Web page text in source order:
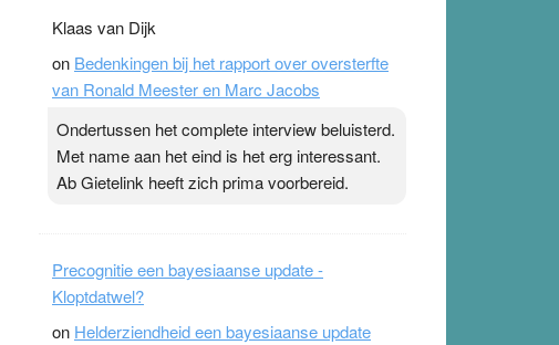
topsporters. Ze hopen ermee hun hartslag te
verlagen terwijl ze meer zuurstof opnemen.
Daarop heeft zo’n pleister geen effect. Maar het
zijn. Door…Lees meer Pleisterplakkers in de
topspsort › [...]
Klaas van Dijk
on Bedenkingen bij het rapport over oversterfte
van Ronald Meester en Marc Jacobs
Ondertussen het complete interview beluisterd.
Met name aan het eind is het erg interessant.
Ab Gietelink heeft zich prima voorbereid.
Precognitie een bayesiaanse update -
Kloptdatwel?
on Helderziendheid een bayesiaanse update